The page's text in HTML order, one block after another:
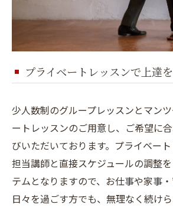
プライベートレッスンで上達
少人数制のグループレッスンとマン
ートレッスンのご用意し、ご希望に
びいただいております。プライベート
担当講師と直接スケジュールの調整
テムとなりますので、お仕事や家事
日々を過ごす方でも、無理なく続けら